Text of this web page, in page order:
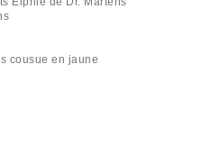
cousue en jaune